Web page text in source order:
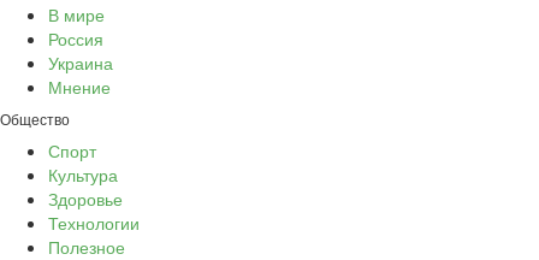
В мире
Россия
Украина
Мнение
Общество
Спорт
Культура
Здоровье
Технологии
Полезное